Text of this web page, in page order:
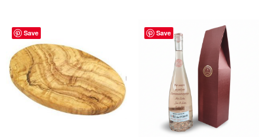
Save Save